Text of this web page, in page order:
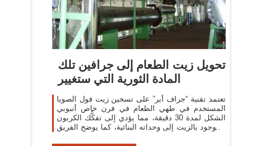
تحويل زيت الطعام إلى جرافين تلك
المادة الثورية التي ستغيير
تعتمد تقنية “جراف أير” على تسخين زيت فول الصويا
المستخدم في طهي الطعام في فرن خاص أنبوبي
الشكل لمدة 30 دقيقة، مما يؤدي إلى تفكُّك الكربون
الموجود بالزيت إلى وحداته البنائية، كما يوضح الفريق